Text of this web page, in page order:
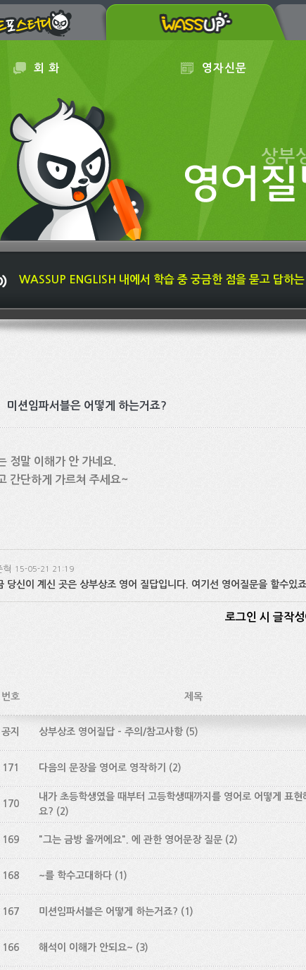
회 화 영자신문
WASSUP ENGLISH 내에서 학습 중 궁금한 점을 묻고 답하는
미션임파서블은 어떻게 하는거죠?
정말 이해가 안 가네요.
간단하게 가르쳐 주세요~
혁 15-05-21 21:19
당신이 계신 곳은 상부상조 영어 질답입니다. 여기선 영어질문을 할수있죠.
로그인 시 글작
번호 제목
공지 상부상조 영어질답 - 주의/참고사항 (5)
171 다음의 문장을 영어로 영작하기 (2)
170
내가 초등학생였을 때부터 고등학생때까지를 영어로 어떻게 표현
요? (2)
169 "그는 금방 올꺼에요". 에 관한 영어문장 질문 (2)
168 ~를 학수고대하다 (1)
167 미션임파서블은 어떻게 하는거죠? (1)
166 해석이 이해가 안되요~ (3)